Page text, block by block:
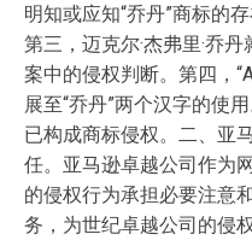
明知或应知“乔丹”商标的
第三，迈克尔·杰弗里·乔
案中的侵权判断。第四，
展至“乔丹”两个汉字的使
已构成商标侵权。二、亚
任。亚马逊卓越公司作为
的侵权行为承担必要注意
务，为世纪卓越公司的侵